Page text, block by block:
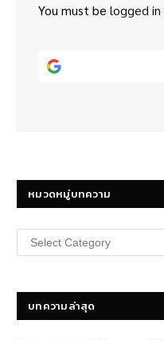
You must be logged in
หมวดหมู่บทความ
หมวด
หมู่
บทความล่าสุด